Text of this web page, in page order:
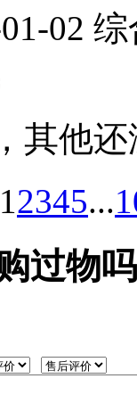
02 综
其他
12345...
过物